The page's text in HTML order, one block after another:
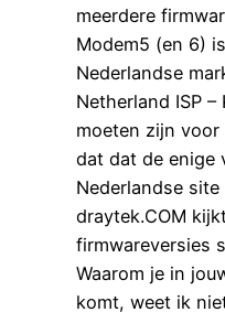
meerdere
Modem5 (en 6)
Nederlandse
Netherland ISP
moeten zijn
dat dat de enige
Nederlandse
draytek.COM
firmwareversies
Waarom je in
komt, weet ik